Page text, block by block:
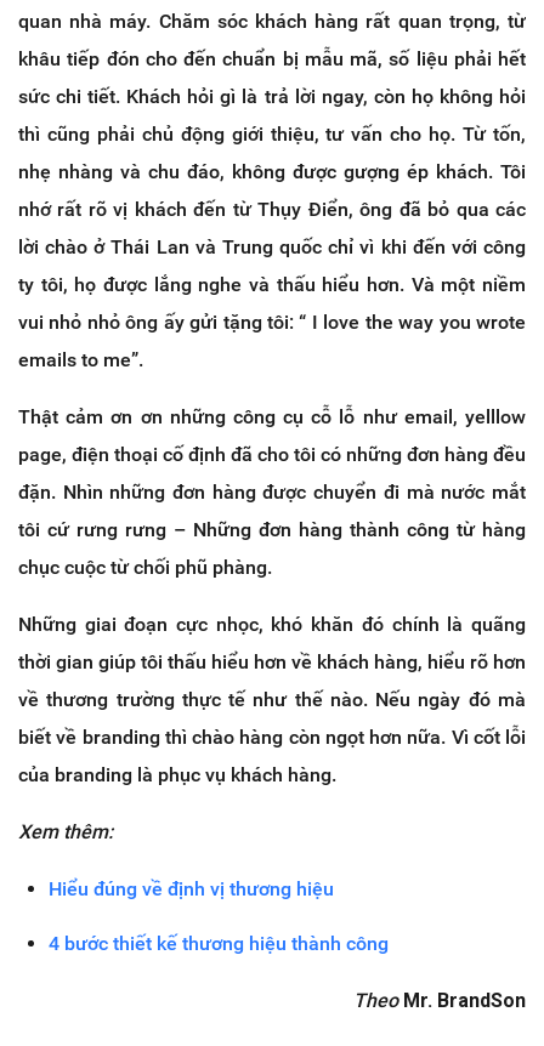
quan nhà máy. Chăm sóc khách hàng rất quan trọng, từ
khâu tiếp đón cho đến chuẩn bị mẫu mã, số liệu phải hết
sức chi tiết. Khách hỏi gì là trả lời ngay, còn họ không hỏi
thì cũng phải chủ động giới thiệu, tư vấn cho họ. Từ tốn,
nhẹ nhàng và chu đáo, không được gượng ép khách. Tôi
nhớ rất rõ vị khách đến từ Thụy Điển, ông đã bỏ qua các
lời chào ở Thái Lan và Trung quốc chỉ vì khi đến với công
ty tôi, họ được lắng nghe và thấu hiểu hơn. Và một niềm
vui nhỏ nhỏ ông ấy gửi tặng tôi: “ I love the way you wrote
emails to me”.
Thật cảm ơn ơn những công cụ cỗ lỗ như email, yelllow
page, điện thoại cố định đã cho tôi có những đơn hàng đều
đặn. Nhìn những đơn hàng được chuyển đi mà nước mắt
tôi cứ rưng rưng – Những đơn hàng thành công từ hàng
chục cuộc từ chối phũ phàng.
Những giai đoạn cực nhọc, khó khăn đó chính là quãng
thời gian giúp tôi thấu hiểu hơn về khách hàng, hiểu rõ hơn
về thương trường thực tế như thế nào. Nếu ngày đó mà
biết về branding thì chào hàng còn ngọt hơn nữa. Vì cốt lỗi
của branding là phục vụ khách hàng.
Xem thêm:
Hiểu đúng về định vị thương hiệu
4 bước thiết kế thương hiệu thành công
Theo Mr. BrandSon